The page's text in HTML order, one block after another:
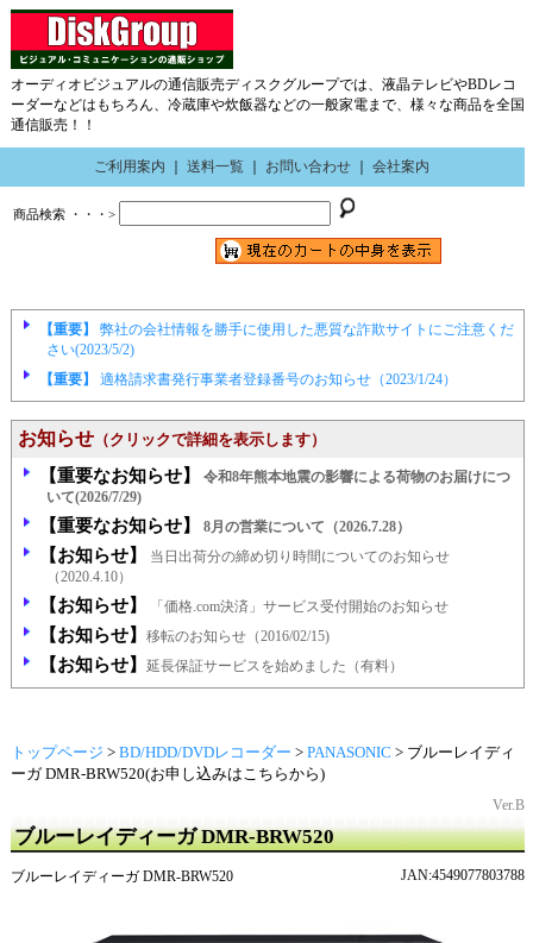
オーディオビジュアルの通信販売ディスクグループでは、液晶テレビやBDレコ
ーダーなどはもちろん、冷蔵庫や炊飯器などの一般家電まで、様々な商品を全国
通信販売！！
ご利用案内 送料一覧 お問い合わせ 会社案内
商品検索 ・・・>
【重要】
弊社の会社情報を勝手に使用した悪質な詐欺サイトにご注意くだ
さい(2023/5/2)
【重要】
適格請求書発行事業者登録番号のお知らせ（2023/1/24）
お知らせ （クリックで詳細を表示します）
【重要なお知らせ】
令和8年熊本地震の影響による荷物のお届けにつ
いて(2026/7/29)
【重要なお知らせ】 8月の営業について（2026.7.28）
【お知らせ】
当日出荷分の締め切り時間についてのお知らせ
（2020.4.10）
【お知らせ】 「価格.com決済」サービス受付開始のお知らせ
【お知らせ】 移転のお知らせ（2016/02/15)
【お知らせ】 延長保証サービスを始めました（有料）
トップページ > BD/HDD/DVDレコーダー > PANASONIC > ブルーレイディ
ーガ DMR-BRW520(お申し込みはこちらから)
Ver.B
ブルーレイディーガ DMR-BRW520
ブルーレイディーガ DMR-BRW520 JAN:4549077803788